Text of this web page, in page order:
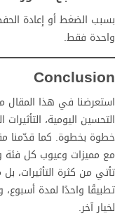
بسبب الضغط أو إعادة
واحدة فقط.
Conclusion
استعرضنا في هذا المقال
التحسين اليومية،
خطوة بخطوة. كما قدّمنا
مع مميزات وعيوب كل فئة
تأتي من كثرة التأثيرات،
تطبيقًا واحدًا لمدة أسبوع،
لخيار آخر.